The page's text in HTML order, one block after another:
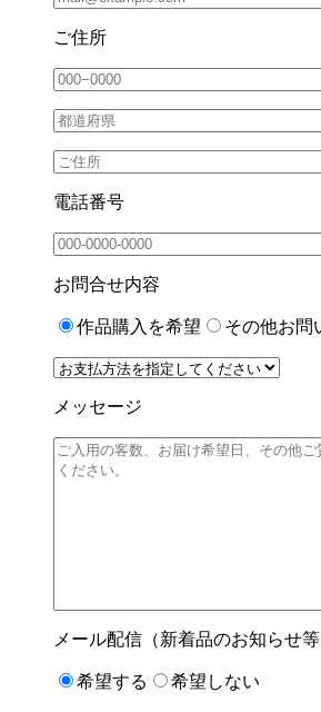
ご住所
電話番号
お問合せ内容
作品購入を希望 その他お問
メッセージ
メール配信（新着品のお知らせ等
希望する 希望しない